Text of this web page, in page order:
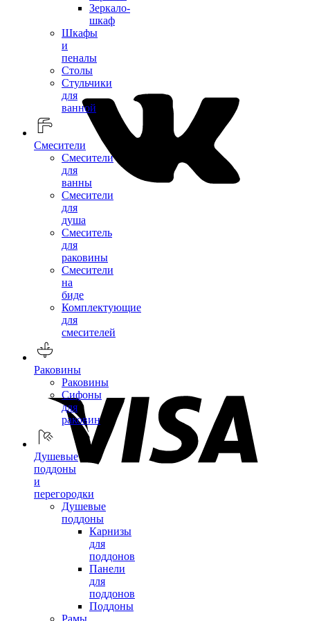
Зеркало-
шкаф
Шкафы
и
пеналы
Столы
Стульчики
для
ванной
Смесители
Смесители
для
ванны
Смесители
для
душа
Смеситель
для
раковины
Смесители
на
биде
Комплектующие
для
смесителей
Раковины
Раковины
Сифоны
для
раковин
Душевые
поддоны
и
перегородки
Душевые
поддоны
Карнизы
для
поддонов
Панели
для
поддонов
Поддоны